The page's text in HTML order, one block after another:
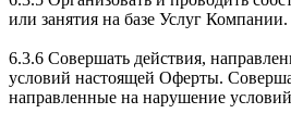
или занятия на базе Услуг Компании.
6.3.6 Совершать действия,
условий настоящей Оферты.
направленные на нарушение